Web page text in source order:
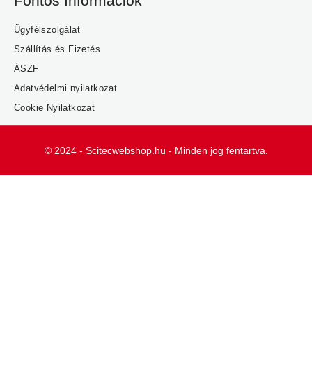
Ügyfélszolgálat
Szállítás és Fizetés
ÁSZF
Adatvédelmi nyilatkozat
Cookie Nyilatkozat
© 2024 - Scitecwebshop.hu - Minden jog fentartva.